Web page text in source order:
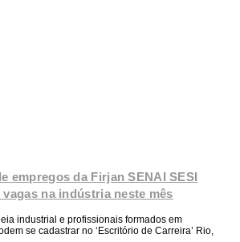
empregos da Firjan SENAI SESI
vagas na indústria neste mês
industrial e profissionais formados em
se cadastrar no ‘Escritório de Carreira’ Rio,